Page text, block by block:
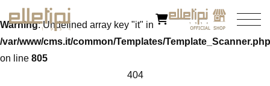
Warning: Undefined array key "it" in
/var/www/cms.it/common/Templates/Template_Scanner.php
on line 805
404